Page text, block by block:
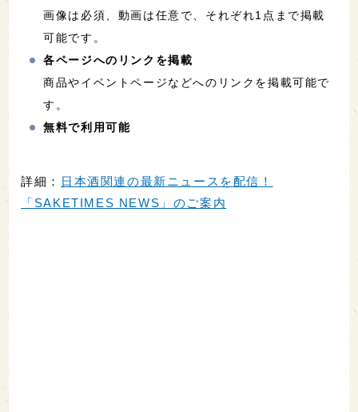
画像は必須、動画は任意で、それぞれ1点まで掲載
可能です。
各ページへのリンクを掲載
商品やイベントページなどへのリンクを掲載可能で
す。
無料で利用可能
詳細： 日本酒関連の最新ニュースを配信！
「SAKETIMES NEWS」のご案内